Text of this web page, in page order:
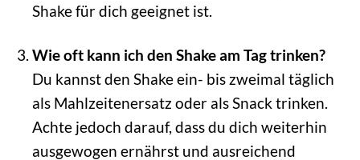
Shake für dich geeignet ist.
Wie oft kann ich den Shake am Tag trinken?
Du kannst den Shake ein- bis zweimal täglich
als Mahlzeitenersatz oder als Snack trinken.
Achte jedoch darauf, dass du dich weiterhin
ausgewogen ernährst und ausreichend